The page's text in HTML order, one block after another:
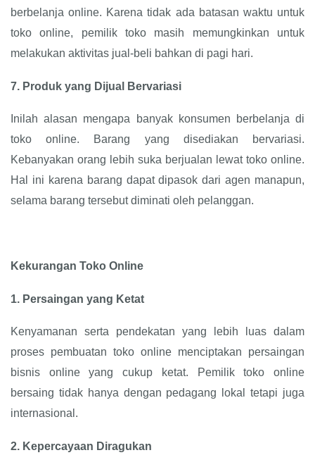
berbelanja online. Karena tidak ada batasan waktu untuk
toko online, pemilik toko masih memungkinkan untuk
melakukan aktivitas jual-beli bahkan di pagi hari.
7. Produk yang Dijual Bervariasi
Inilah alasan mengapa banyak konsumen berbelanja di
toko online. Barang yang disediakan bervariasi.
Kebanyakan orang lebih suka berjualan lewat toko online.
Hal ini karena barang dapat dipasok dari agen manapun,
selama barang tersebut diminati oleh pelanggan.
Kekurangan Toko Online
1. Persaingan yang Ketat
Kenyamanan serta pendekatan yang lebih luas dalam
proses pembuatan toko online menciptakan persaingan
bisnis online yang cukup ketat. Pemilik toko online
bersaing tidak hanya dengan pedagang lokal tetapi juga
internasional.
2. Kepercayaan Diragukan